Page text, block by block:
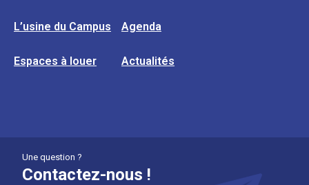
L’usine du Campus Agenda
Espaces à louer Actualités
Une question ?
Contactez-nous !